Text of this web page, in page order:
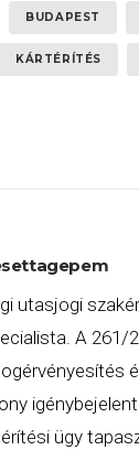
BUDAPEST
KÁRTÉRÍTÉS
utasjogi
A 261/
ügy